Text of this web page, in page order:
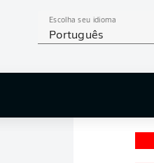
Escolha seu idioma
Português